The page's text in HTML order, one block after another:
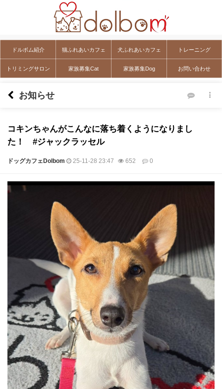
ドルボム紹介 猫ふれあいカフェ 犬ふれあいカフェ トレーニング
トリミングサロン 家族募集Cat 家族募集Dog お問い合わせ
お知らせ
コキンちゃんがこんなに落ち着くようになりまし
た！ #ジャックラッセル
ドッグカフェDolbom 25-11-28 23:47 652 0
本文